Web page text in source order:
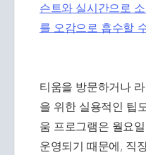
슨트와 실시간으로
를 오감으로 흡수할
티움을 방문하거나
을 위한 실용적인 팁
움 프로그램은 월요
운영되기 때문에, 직